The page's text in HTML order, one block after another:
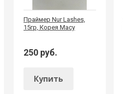
Праймер Nur Lashes,
15гр, Корея Macy
250 руб.
Купить